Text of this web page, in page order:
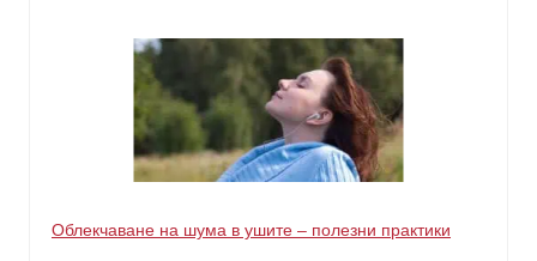
Облекчаване на шума в ушите – полезни практики